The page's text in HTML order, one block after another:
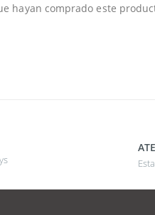
hayan comprado este